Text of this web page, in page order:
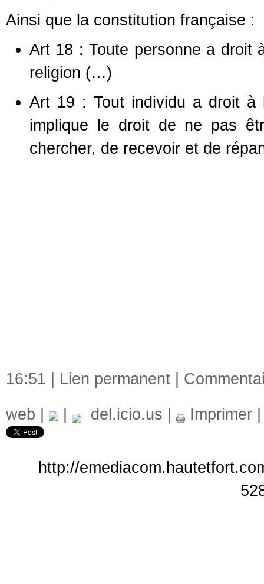
Ainsi que la constitution française :
Art 18 : Toute personne a droit
religion (…)
Art 19 : Tout individu a droit à
implique le droit de ne pas
chercher, de recevoir et de
16:51 | Lien permanent
web
del.icio.us Imprimer
http://